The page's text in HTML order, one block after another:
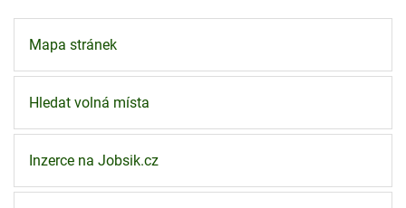
Mapa stránek
Hledat volná místa
Inzerce na Jobsik.cz